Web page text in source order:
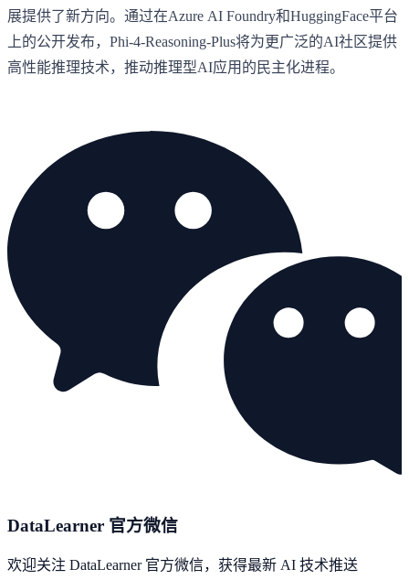
展提供了新方向。通过在Azure AI Foundry和HuggingFace平台
上的公开发布，Phi-4-Reasoning-Plus将为更广泛的AI社区提供
高性能推理技术，推动推理型AI应用的民主化进程。
DataLearner 官方微信
欢迎关注 DataLearner 官方微信，获得最新 AI 技术推送